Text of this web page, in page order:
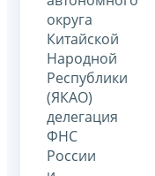
округа
Китайской
Народной
Республики
(ЯКАО)
делегация
ФНС
России